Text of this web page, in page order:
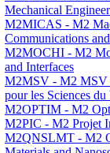
Mechanical
M2MICAS - M2
Communications
M2MOCHI - M2
and Interfaces
M2MSV - M2 MSV
pour les Sciences
M2OPTIM - M2
M2PIC - M2 Projet
M2QNSLMT - M2